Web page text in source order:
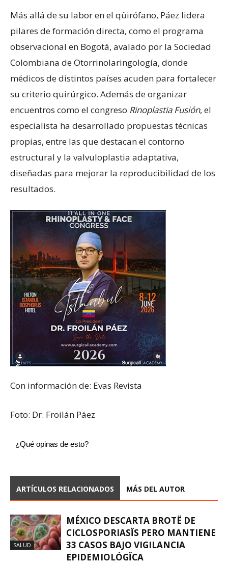
Más allá de su labor en el qüirófano, Páez lidera
pilares de formación directa, como el programa
observacional en Bogotá, avalado por la Sociedad
Colombiana de Otorrinolaringología, donde
médicos de distintos países acuden para fortalecer
su criterio quirúrgico. Además de organizar
encuentros como el congreso Rinoplastia Fusión, el
especialista ha desarrollado propuestas técnicas
propias, entre las que destacan el contorno
estructural y la valvuloplastia adaptativa,
diseñadas para mejorar la reproducibilidad de los
resultados.
Con información de: Evas Revista
Foto: Dr. Froilán Páez
¿Qué opinas de esto?
ARTÍCULOS RELACIONADOS MÁS DEL AUTOR
SALUD
MÉXICO DESCARTA BROTË DE
CICLOSPORIASÏS PERO MANTIENE
33 CASOS BAJO VIGILANCIA
EPIDEMIOLÓGÏCA